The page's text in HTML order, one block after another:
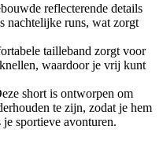
reflecterende details
nachtelijke runs, wat zorgt
tailleband zorgt voor
waardoor je vrij kunt
short is ontworpen om
te zijn, zodat je hem
sportieve avonturen.